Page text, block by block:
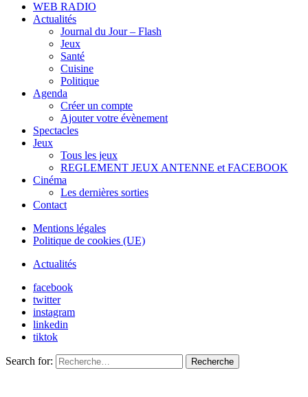
WEB RADIO
Actualités
Journal du Jour – Flash
Jeux
Santé
Cuisine
Politique
Agenda
Créer un compte
Ajouter votre évènement
Spectacles
Jeux
Tous les jeux
REGLEMENT JEUX ANTENNE et FACEBOOK
Cinéma
Les dernières sorties
Contact
Mentions légales
Politique de cookies (UE)
Actualités
facebook
twitter
instagram
linkedin
tiktok
Search for: Recherche